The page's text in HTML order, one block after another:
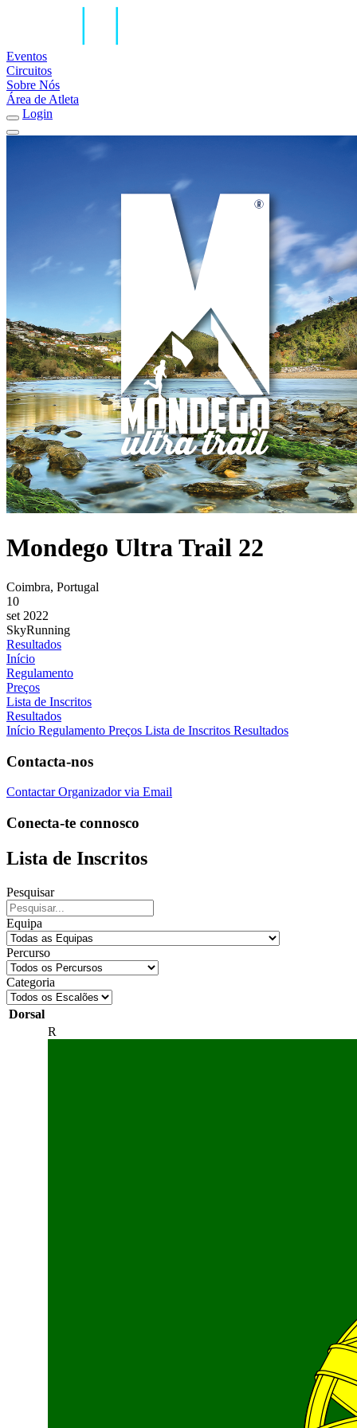
Eventos
Circuitos
Sobre Nós
Área de Atleta
Login
Mondego Ultra Trail 22
Coimbra, Portugal
10
set 2022
SkyRunning
Resultados
Início
Regulamento
Preços
Lista de Inscritos
Resultados
Início Regulamento Preços Lista de Inscritos Resultados
Contacta-nos
Contactar Organizador via Email
Conecta-te connosco
Lista de Inscritos
Pesquisar
Equipa
Percurso
Categoria
Dorsal
R